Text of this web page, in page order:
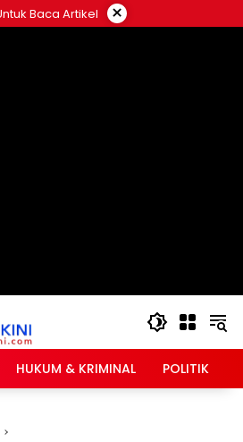
Baca Artikel ×
HUKUM & KRIMINAL POLITIK